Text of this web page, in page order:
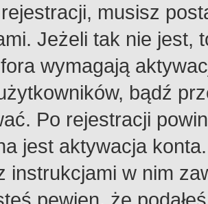
musisz
Jeżeli tak nie jest,
wymagają
bądź
Po rejestracji
jest aktywacja
instrukcjami w nim